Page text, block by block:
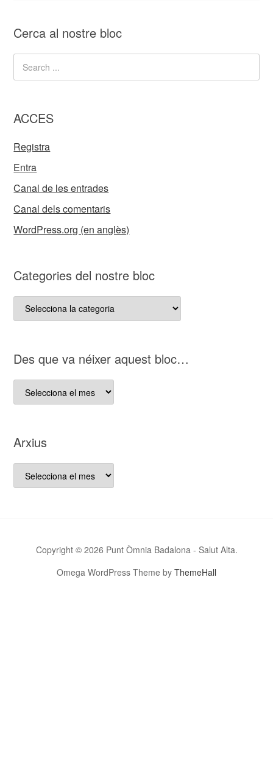
Cerca al nostre bloc
ACCES
Registra
Entra
Canal de les entrades
Canal dels comentaris
WordPress.org (en anglès)
Categories del nostre bloc
Categories
del
D es que va néixer aquest bloc…
D es
que
aquest
bloc…
Arxius
Arxius
Copyright © 2026 Punt Òmnia Badalona - Salut Alta.
Omega WordPress Theme by ThemeHall